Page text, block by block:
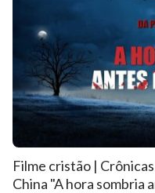
Filme cristão |
China "A hora sombria